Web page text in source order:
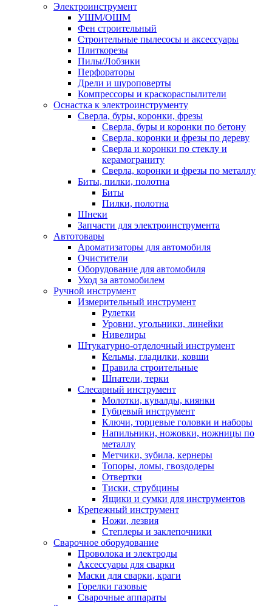
Электроинструмент
УШМ/ОШМ
Фен строительный
Строительные пылесосы и аксессуары
Плиткорезы
Пилы/Лобзики
Перфораторы
Дрели и шуроповерты
Компрессоры и краскораспылители
Оснастка к электроинструменту
Сверла, буры, коронки, фрезы
Сверла, буры и коронки по бетону
Сверла, коронки и фрезы по дереву
Сверла и коронки по стеклу и
керамограниту
Сверла, коронки и фрезы по металлу
Биты, пилки, полотна
Биты
Пилки, полотна
Шнеки
Запчасти для электроинструмента
Автотовары
Ароматизаторы для автомобиля
Очистители
Оборудование для автомобиля
Уход за автомобилем
Ручной инструмент
Измерительный инструмент
Рулетки
Уровни, угольники, линейки
Нивелиры
Штукатурно-отделочный инструмент
Кельмы, гладилки, ковши
Правила строительные
Шпатели, терки
Слесарный инструмент
Молотки, кувалды, киянки
Губцевый инструмент
Ключи, торцевые головки и наборы
Напильники, ножовки, ножницы по
металлу
Метчики, зубила, кернеры
Топоры, ломы, гвоздодеры
Отвертки
Тиски, струбцины
Ящики и сумки для инструментов
Крепежный инструмент
Ножи, лезвия
Степлеры и заклепочники
Сварочное оборудование
Проволока и электроды
Аксессуары для сварки
Маски для сварки, краги
Горелки газовые
Сварочные аппараты